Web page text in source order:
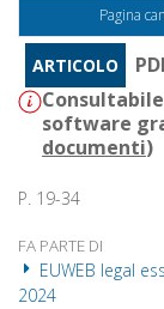
Pagina
ARTICOLO
software
documenti)
P. 19-34
FA PARTE DI
EUWEB legal
2024